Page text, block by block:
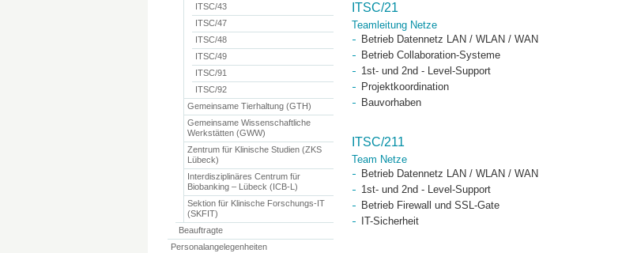
ITSC/43
ITSC/47
ITSC/48
ITSC/49
ITSC/91
ITSC/92
Gemeinsame Tierhaltung (GTH)
Gemeinsame Wissenschaftliche
Werkstätten (GWW)
Zentrum für Klinische Studien (ZKS
Lübeck)
Interdisziplinäres Centrum für
Biobanking – Lübeck (ICB-L)
Sektion für Klinische Forschungs-IT
(SKFIT)
Beauftragte
Personalangelegenheiten
ITSC/21
Teamleitung Netze
Betrieb Datennetz LAN / WLAN / WAN
Betrieb Collaboration-Systeme
1st- und 2nd - Level-Support
Projektkoordination
Bauvorhaben
ITSC/211
Team Netze
Betrieb Datennetz LAN / WLAN / WAN
1st- und 2nd - Level-Support
Betrieb Firewall und SSL-Gate
IT-Sicherheit